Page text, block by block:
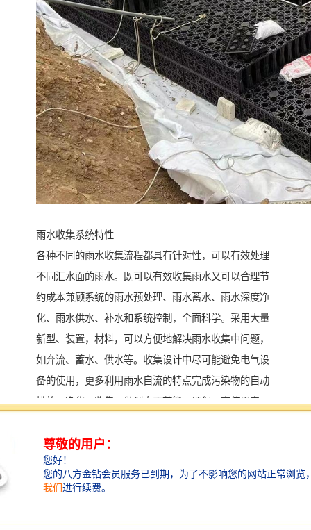
雨水收集系统特性
各种不同的雨水收集流程都具有针对性，可以有效处理
不同汇水面的雨水。既可以有效收集雨水又可以合理节
约成本兼顾系统的雨水预处理、雨水蓄水、雨水深度净
化、雨水供水、补水和系统控制，全面科学。采用大量
新型、装置，材料，可以方便地解决雨水收集中问题，
如弃流、蓄水、供水等。收集设计中尽可能避免电气设
备的使用，更多利用雨水自流的特点完成污染物的自动
排放，净化、收集，做到真正节能、环保、高使用寿
制，完成收集、净化、供水、补水，安全保护等功能。